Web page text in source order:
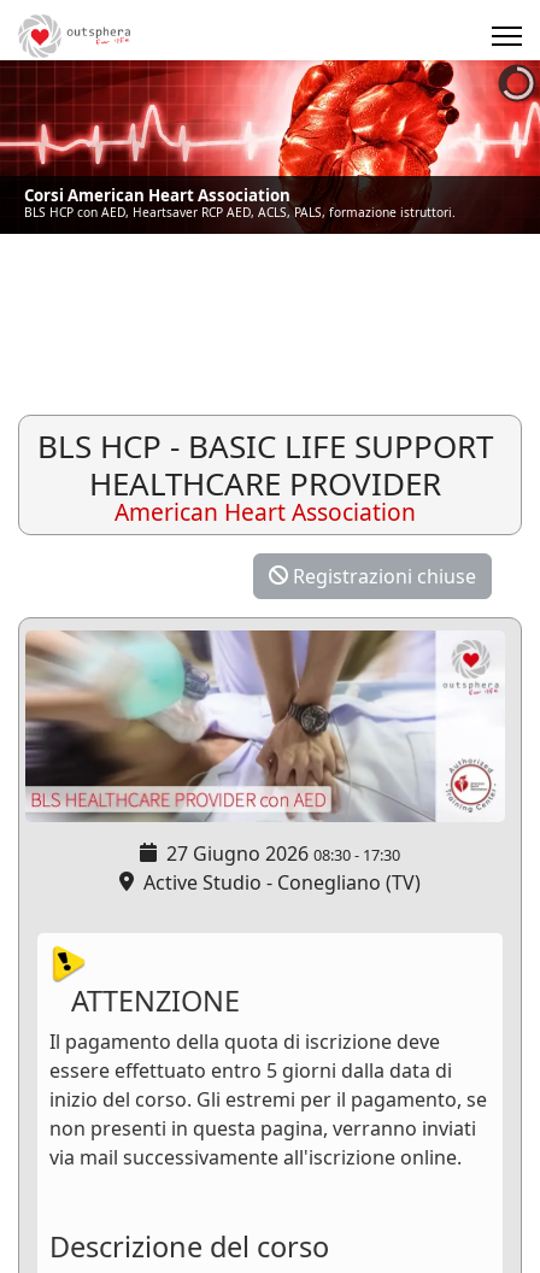
Corsi American Heart Association
BLS HCP con AED, Heartsaver RCP AED, ACLS, PALS, formazione istruttori.
BLS HCP - BASIC LIFE SUPPORT
HEALTHCARE PROVIDER
American Heart Association
Registrazioni chiuse
27 Giugno 2026 08:30- 17:30
Active Studio - Conegliano (TV)
ATTENZIONE
Il pagamento della quota di iscrizione deve
essere effettuato entro 5 giorni dalla data di
inizio del corso. Gli estremi per il pagamento, se
non presenti in questa pagina, verranno inviati
via mail successivamente all'iscrizione online.
Descrizione del corso